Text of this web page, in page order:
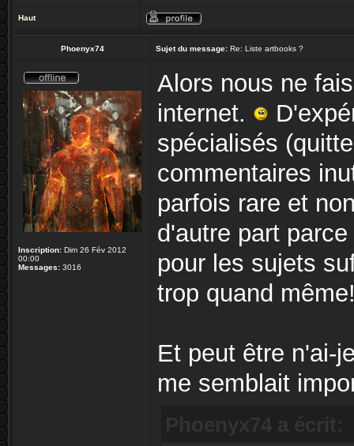
Haut
Phoenyx74 Sujet du message: Re: Liste artbooks ?
Inscription: Dim 26 Fév 2012
00:00
Messages: 3016
Alors nous ne
internet.
spécialisés
commentaires
parfois rare et
d'autre part
pour les sujets
trop quand
Et peut être n'ai-
me semblait